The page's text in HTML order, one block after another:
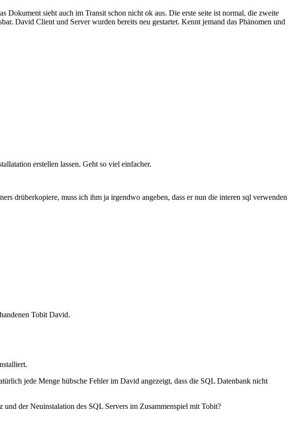
Dokument sieht auch im Transit schon nicht ok aus. Die erste seite ist normal, die zweite
David Client und Server wurden bereits neu gestartet. Kennt jemand das Phänomen und
erstellen lassen. Geht so viel einfacher.
drüberkopiere, muss ich ihm ja irgendwo angeben, dass er nun die interen sql verwenden
Tobit David.
jede Menge hübsche Fehler im David angezeigt, dass die SQL Datenbank nicht
der Neuinstalation des SQL Servers im Zusammenspiel mit Tobit?